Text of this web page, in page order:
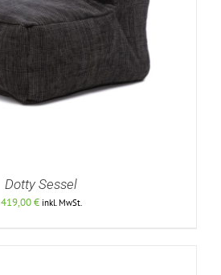
Dotty Sessel
419,00€ inkl. MwSt.